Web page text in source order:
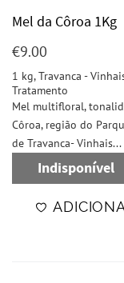
Mel da Côroa 1Kg
€9.00
1 kg, Travanca -
Tratamento
Mel multifloral,
Côroa, região do
de Travanca- Vinhais...
Indisponível